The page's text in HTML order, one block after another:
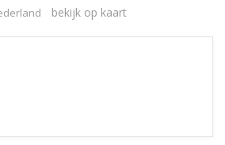
bekijk op kaart